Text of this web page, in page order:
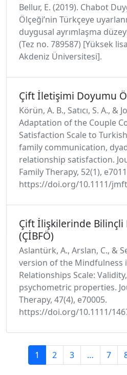
Bellur, E. (2019). Chabot
Ölçeği’nin Türkçeye
duygusal ayrımlaşma
(Tez no. 789587) [Yüksek
Akdeniz Üniversitesi].
Çift İletişimi Doyumu
Körün, A. B., Satıcı, S. A., &
Adaptation of the Couple
Satisfaction Scale to
family communication,
relationship satisfaction.
Family Therapy, 52(1),
https://doi.org/10.1111/
Çift İlişkilerinde Bilinçli
(ÇİBFÖ)
Aslantürk, A., Arslan, C., &
version of the Mindfulness
Relationships Scale:
psychometric properties.
Therapy, 47(4), e70005.
https://doi.org/10.1111/
1 2 3 … 7